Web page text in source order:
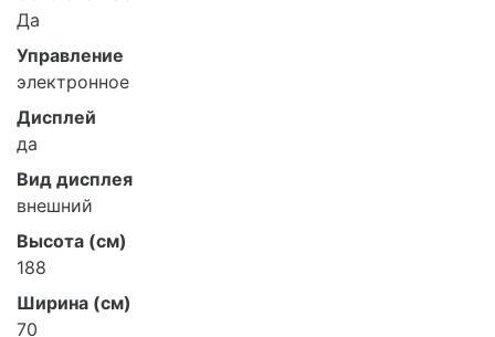
Да
Управление
электронное
Дисплей
да
Вид дисплея
внешний
Высота (см)
188
Ширина (см)
70